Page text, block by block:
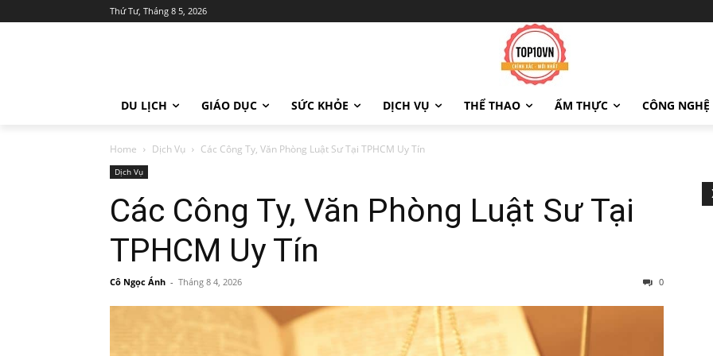
Thứ Tư, Tháng 8 5, 2026
DU LỊCH GIÁO DỤC SỨC KHỎE DỊCH VỤ THỂ THAO ẨM THỰC CÔNG NGHỆ
Home Dịch Vụ Các Công Ty, Văn Phòng Luật Sư Tại TPHCM Uy Tín
Dịch Vụ
Các Công Ty, Văn Phòng Luật Sư Tại
TPHCM Uy Tín
Cô Ngọc Ánh - Tháng 8 4, 2026 0